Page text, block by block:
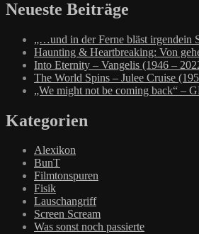
Neueste Beiträge
„…und in der Ferne bläst irgendein
Haunting & Heartbreaking: Von
Into Eternity – Vangelis (1946 –
The World Spins – Julee Cruise
„We might not be coming back“ –
Kategorien
Alexikon
BunT
Filmtonspuren
Fisik
Lauschangriff
Screen Scream
Was sonst noch passierte